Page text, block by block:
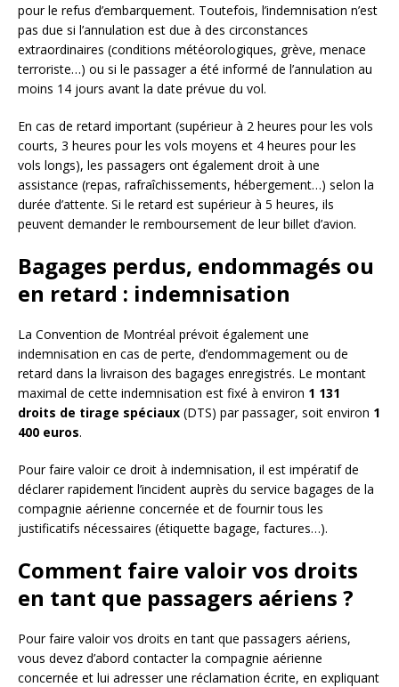
pour le refus d’embarquement. Toutefois, l’indemnisation n’est
pas due si l’annulation est due à des circonstances
extraordinaires (conditions météorologiques, grève, menace
terroriste…) ou si le passager a été informé de l’annulation au
moins 14 jours avant la date prévue du vol.
En cas de retard important (supérieur à 2 heures pour les vols
courts, 3 heures pour les vols moyens et 4 heures pour les
vols longs), les passagers ont également droit à une
assistance (repas, rafraîchissements, hébergement…) selon la
durée d’attente. Si le retard est supérieur à 5 heures, ils
peuvent demander le remboursement de leur billet d’avion.
Bagages perdus, endommagés ou
en retard : indemnisation
La Convention de Montréal prévoit également une
indemnisation en cas de perte, d’endommagement ou de
retard dans la livraison des bagages enregistrés. Le montant
maximal de cette indemnisation est fixé à environ 1 131
droits de tirage spéciaux (DTS) par passager, soit environ 1
400 euros.
Pour faire valoir ce droit à indemnisation, il est impératif de
déclarer rapidement l’incident auprès du service bagages de la
compagnie aérienne concernée et de fournir tous les
justificatifs nécessaires (étiquette bagage, factures…).
Comment faire valoir vos droits
en tant que passagers aériens ?
Pour faire valoir vos droits en tant que passagers aériens,
vous devez d’abord contacter la compagnie aérienne
concernée et lui adresser une réclamation écrite, en expliquant